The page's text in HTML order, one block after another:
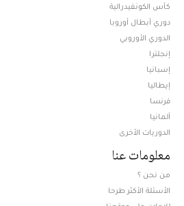
كأس الكونفيدرالية
دوري أبطال أوروبا
الدوري الأوروبي
إنجلترا
إسبانيا
إيطاليا
فرنسا
ألمانيا
الدوريات الأخرى
معلومات عنا
من نحن ؟
الأسئلة الأكثر طرحا